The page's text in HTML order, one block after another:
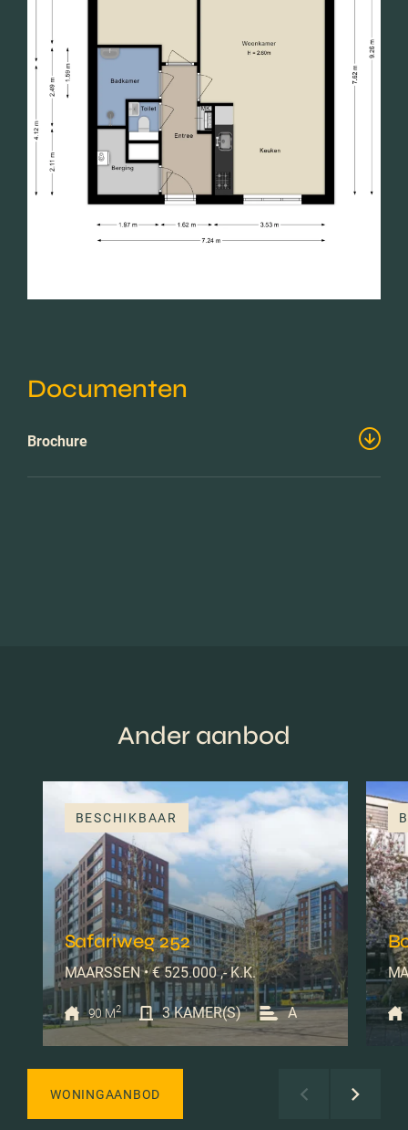
Documenten
Brochure
Ander aanbod
BESCHIKBAAR
Safariweg 252
MAARSSEN • € 525.000 ,- K.K.
90 M2 3 KAMER(S) A
WONINGAANBOD